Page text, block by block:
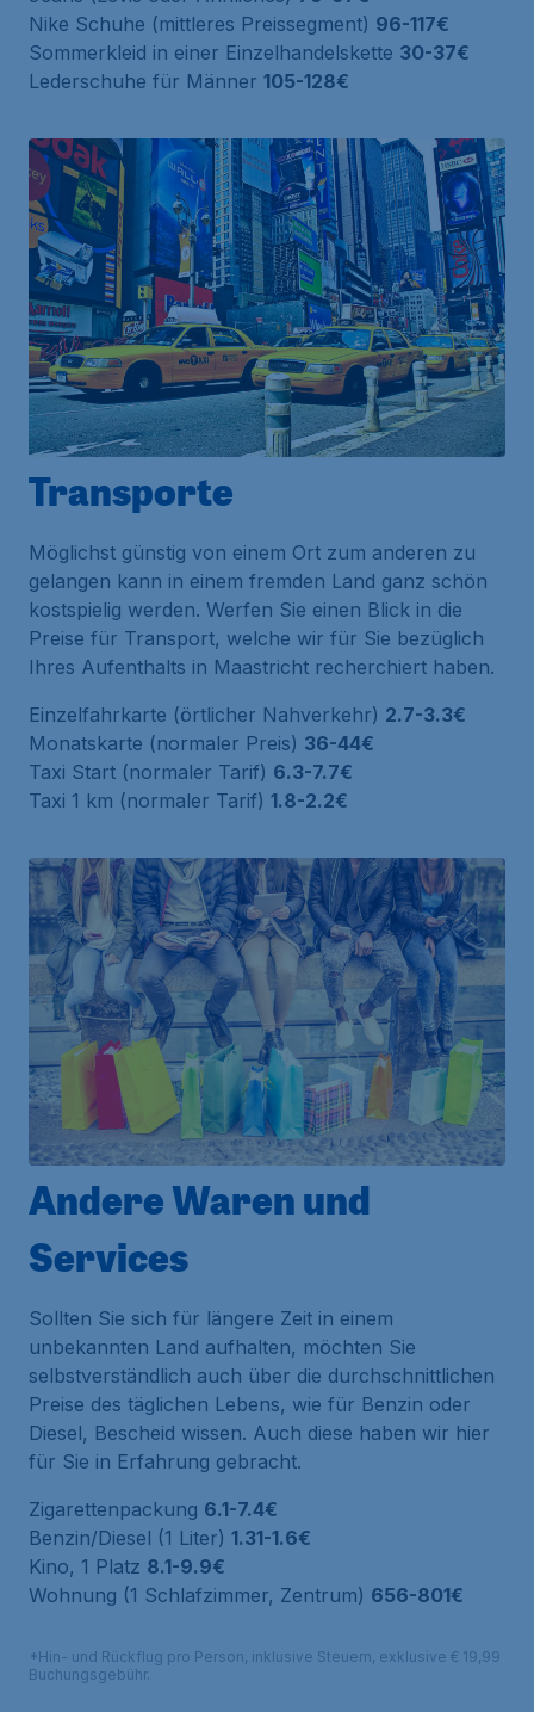
Nike Schuhe (mittleres Preissegment) 96-117€
Sommerkleid in einer Einzelhandelskette 30-37€
Lederschuhe für Männer 105-128€
Transporte
Möglichst günstig von einem Ort zum anderen zu
gelangen kann in einem fremden Land ganz schön
kostspielig werden. Werfen Sie einen Blick in die
Preise für Transport, welche wir für Sie bezüglich
Ihres Aufenthalts in Maastricht recherchiert haben.
Einzelfahrkarte (örtlicher Nahverkehr) 2.7-3.3€
Monatskarte (normaler Preis) 36-44€
Taxi Start (normaler Tarif) 6.3-7.7€
Taxi 1 km (normaler Tarif) 1.8-2.2€
Andere Waren und
Services
Sollten Sie sich für längere Zeit in einem
unbekannten Land aufhalten, möchten Sie
selbstverständlich auch über die durchschnittlichen
Preise des täglichen Lebens, wie für Benzin oder
Diesel, Bescheid wissen. Auch diese haben wir hier
für Sie in Erfahrung gebracht.
Zigarettenpackung 6.1-7.4€
Benzin/Diesel (1 Liter) 1.31-1.6€
Kino, 1 Platz 8.1-9.9€
Wohnung (1 Schlafzimmer, Zentrum) 656-801€
*Hin- und Rückflug pro Person, inklusive Steuern, exklusive € 19,99
Buchungsgebühr.